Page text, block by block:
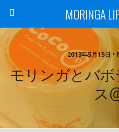
MORINGA
2013年5月15日
モリンガとバ
ス